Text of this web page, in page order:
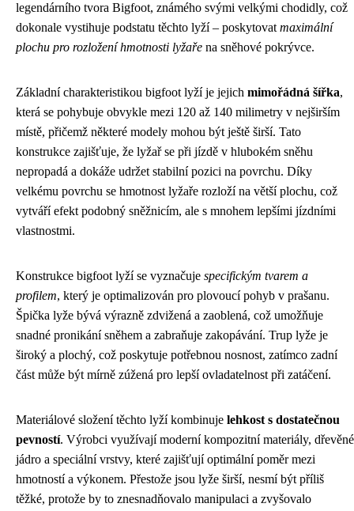
legendárního tvora Bigfoot, známého svými velkými chodidly, což
dokonale vystihuje podstatu těchto lyží – poskytovat maximální
plochu pro rozložení hmotnosti lyžaře na sněhové pokrývce.
Základní charakteristikou bigfoot lyží je jejich mimořádná šířka,
která se pohybuje obvykle mezi 120 až 140 milimetry v nejširším
místě, přičemž některé modely mohou být ještě širší. Tato
konstrukce zajišťuje, že lyžař se při jízdě v hlubokém sněhu
nepropadá a dokáže udržet stabilní pozici na povrchu. Díky
velkému povrchu se hmotnost lyžaře rozloží na větší plochu, což
vytváří efekt podobný sněžnicím, ale s mnohem lepšími jízdními
vlastnostmi.
Konstrukce bigfoot lyží se vyznačuje specifickým tvarem a
profilem, který je optimalizován pro plovoucí pohyb v prašanu.
Špička lyže bývá výrazně zdvižená a zaoblená, což umožňuje
snadné pronikání sněhem a zabraňuje zakopávání. Trup lyže je
široký a plochý, což poskytuje potřebnou nosnost, zatímco zadní
část může být mírně zúžená pro lepší ovladatelnost při zatáčení.
Materiálové složení těchto lyží kombinuje lehkost s dostatečnou
pevností. Výrobci využívají moderní kompozitní materiály, dřevěné
jádro a speciální vrstvy, které zajišťují optimální poměr mezi
hmotností a výkonem. Přestože jsou lyže širší, nesmí být příliš
těžké, protože by to znesnadňovalo manipulaci a zvyšovalo